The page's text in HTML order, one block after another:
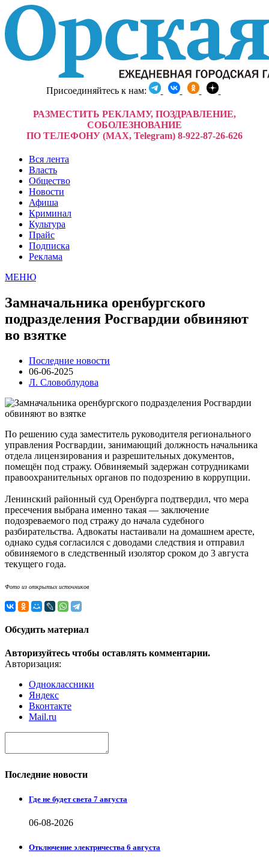
Присоединяйтесь к нам:
РАЗМЕСТИТЬ РЕКЛАМУ, ПОЗДРАВЛЕНИЕ,
СОБОЛЕЗНОВАНИЕ
ПО ТЕЛЕФОНУ (MAX, Telegram) 8-922-87-26-626
Вся лента
Власть
Общество
Новости
Афиша
Криминал
Культура
Прайс
Подписка
Реклама
МЕНЮ
Замначальника оренбургского
подразделения Росгвардии обвиняют
во взятке
Последние новости
06-06-2025
Л. Словоблудова
По решению суда заместитель руководителя регионального
управления Росгвардии, занимающий должность начальника
отдела лицензирования и разрешительных документов,
помещён под стражу. Обвиняемый задержан сотрудниками
правоохранительных органов по подозрению в коррупции.
Ленинский районный суд Оренбурга подтвердил, что мера
пресечения выбрана именно такая — заключение
подозреваемого под стражу до начала судебного
разбирательства. Адвокаты настаивали на домашнем аресте,
однако судья согласился с доводами следствия и отправил
обвиняемого в следственный изолятор сроком до 3 августа
текущего года.
Фото из открытых источников
Обсудить материал
Авторизуйтесь чтобы оставлять комментарии.
Авторизация:
Одноклассники
Яндекс
Вконтакте
Mail.ru
Последние новости
Где не будет света 7 августа
06-08-2026
Отключение электричества 6 августа